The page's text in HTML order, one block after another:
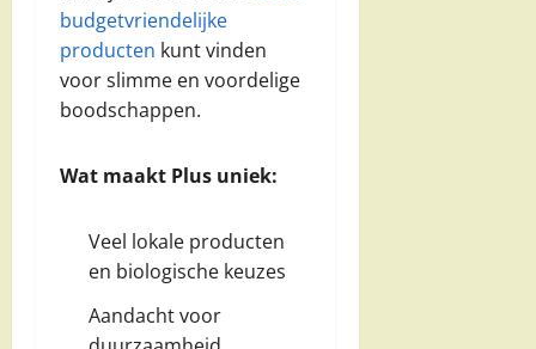
budgetvriendelijke
producten kunt vinden
voor slimme en voordelige
boodschappen.
Wat maakt Plus uniek:
Veel lokale producten
en biologische keuzes
Aandacht voor